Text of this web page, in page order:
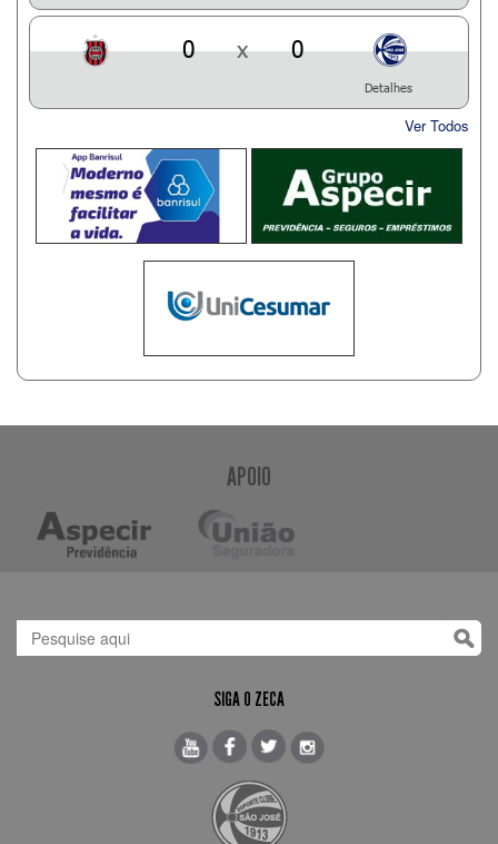
0 x 0
Detalhes
Ver Todos
APOIO
SIGA O ZECA